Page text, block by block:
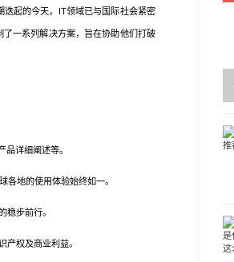
起的今天，IT领域已与国际社会紧密
一系列解决方案，旨在协助他们打破
详细阐述等。
地的使用体验始终如一。
步前行。
权及商业利益。